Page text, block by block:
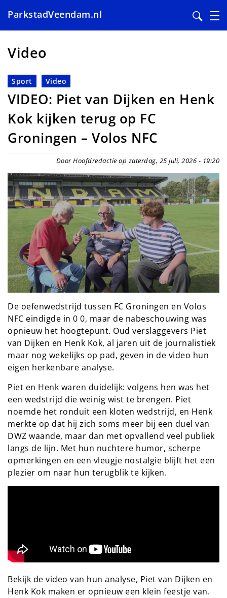
en
naar
de
inhoud
gaan
ParkstadVeendam.nl
Video
Sport Video
VIDEO: Piet van Dijken en Henk
Kok kijken terug op FC
Groningen – Volos NFC
Door Hoofdredactie op zaterdag, 25 juli, 2026 - 19:20
De oefenwedstrijd tussen FC Groningen en Volos
NFC eindigde in 0 0, maar de nabeschouwing was
opnieuw het hoogtepunt. Oud verslaggevers Piet
van Dijken en Henk Kok, al jaren uit de journalistiek
maar nog wekelijks op pad, geven in de video hun
eigen herkenbare analyse.
Piet en Henk waren duidelijk: volgens hen was het
een wedstrijd die weinig wist te brengen. Piet
noemde het ronduit een kloten wedstrijd, en Henk
merkte op dat hij zich soms meer bij een duel van
DWZ waande, maar dan met opvallend veel publiek
langs de lijn. Met hun nuchtere humor, scherpe
opmerkingen en een vleugje nostalgie blijft het een
plezier om naar hun terugblik te kijken.
Bekijk de video van hun analyse, Piet van Dijken en
Henk Kok maken er opnieuw een klein feestje van.